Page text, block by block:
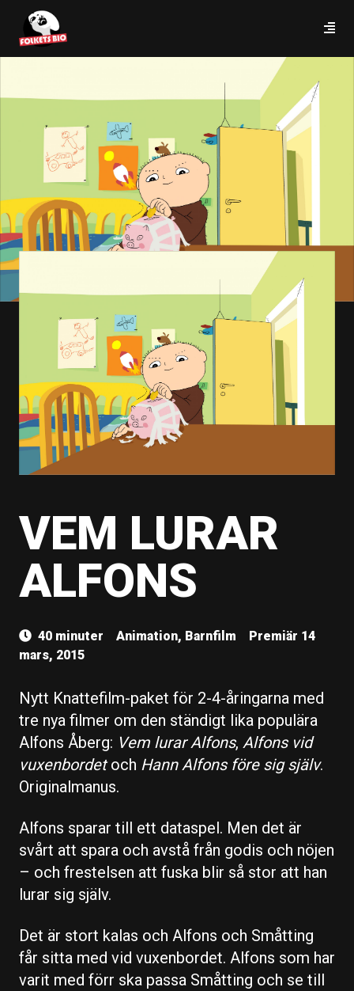
VEM LURAR
ALFONS
40 minuter Animation, Barnfilm
Premiär 14
mars, 2015
Nytt Knattefilm-paket för 2-4-åringarna med
tre nya filmer om den ständigt lika populära
Alfons Åberg: Vem lurar Alfons, Alfons vid
vuxenbordetoch Hann Alfons före sig själv.
Originalmanus.
Alfons sparar till ett dataspel. Men det är
svårt att spara och avstå från godis och nöjen
– och frestelsen att fuska blir så stor att han
lurar sig själv.
Det är stort kalas och Alfons och Småtting
får sitta med vid vuxenbordet. Alfons som har
varit med förr ska passa Småtting och se till